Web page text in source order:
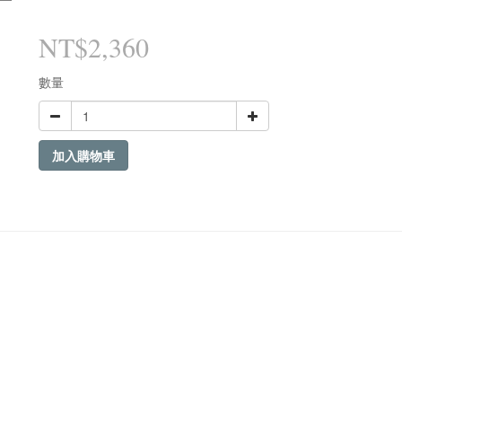
NT$2,360
數量
加入購物車